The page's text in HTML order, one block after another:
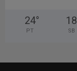
24°
PT
18
SB